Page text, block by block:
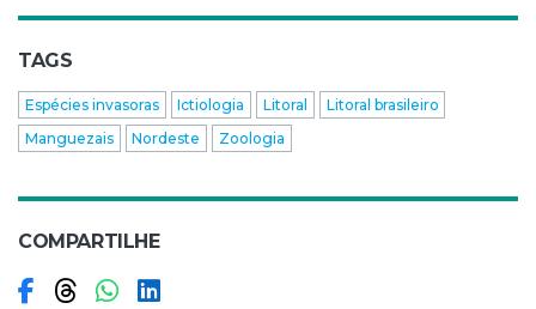
TAGS
Espécies invasoras Ictiologia Litoral
Litoral brasileiro
Manguezais
Nordeste Zoologia
COMPARTILHE
Compartilhar no Facebook
Compartilhar no Threads
Compartilhar no WhatsApp
Compartilhar no LinkedIn